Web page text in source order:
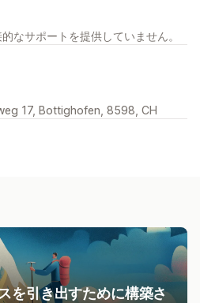
なサポートを提供していません。
17, Bottighofen, 8598, CH
を引き出すために構築さ